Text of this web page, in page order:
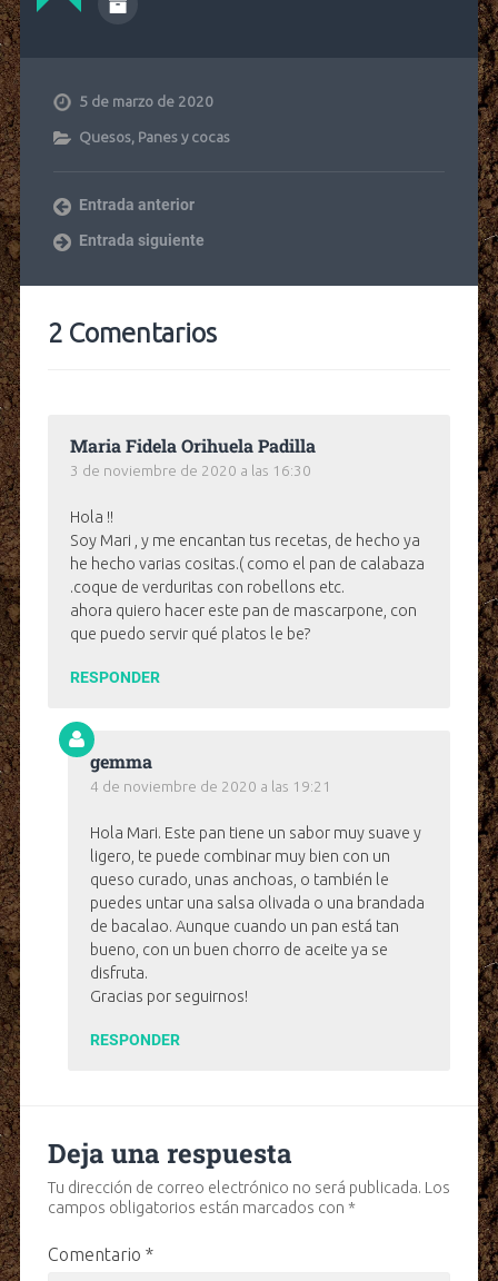
5 de marzo de 2020
Quesos, Panes y cocas
Entrada anterior
Entrada siguiente
2 Comentarios
Maria Fidela Orihuela Padilla
3 de noviembre de 2020 a las 16:30
Hola !!
Soy Mari , y me encantan tus recetas, de hecho ya
he hecho varias cositas.( como el pan de calabaza
.coque de verduritas con robellons etc.
ahora quiero hacer este pan de mascarpone, con
que puedo servir qué platos le be?
RESPONDER
gemma
4 de noviembre de 2020 a las 19:21
Hola Mari. Este pan tiene un sabor muy suave y
ligero, te puede combinar muy bien con un
queso curado, unas anchoas, o también le
puedes untar una salsa olivada o una brandada
de bacalao. Aunque cuando un pan está tan
bueno, con un buen chorro de aceite ya se
disfruta.
Gracias por seguirnos!
RESPONDER
Deja una respuesta
Tu dirección de correo electrónico no será publicada. Los
campos obligatorios están marcados con *
Comentario *